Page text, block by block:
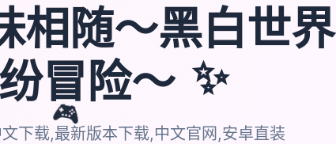
🎮
相随～黑白世界
冒险～ ✨
下载,最新版本下载,中文官网,安卓直装